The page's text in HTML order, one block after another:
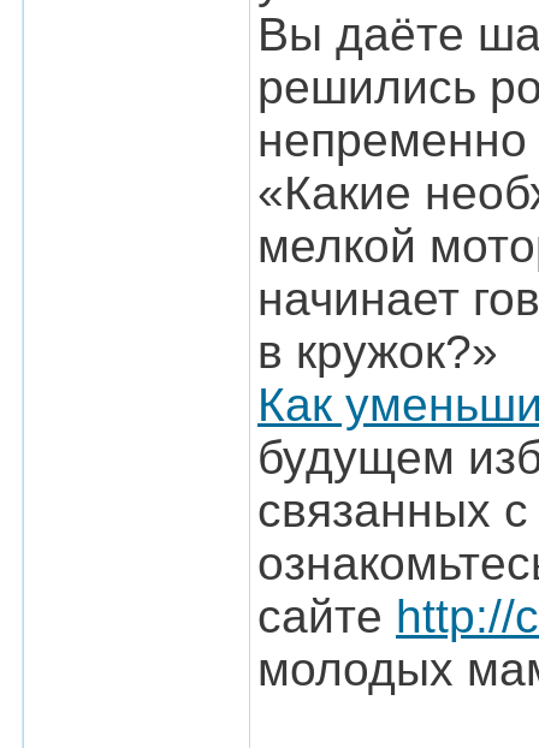
Вы даёте
решились
непременно
«Какие
мелкой
начинает
в кружок?»
Как
будущем
связанных
сайте http://
молодых